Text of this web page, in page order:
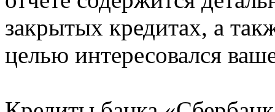
закрытых кредитах, а
целью интересовался